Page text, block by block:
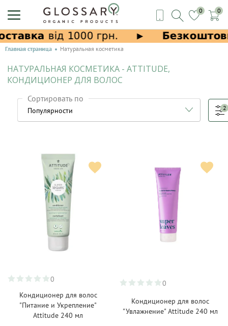
0 0
Главная страница Натуральная косметика
НАТУРАЛЬНАЯ КОСМЕТИКА - ATTITUDE,
КОНДИЦИОНЕР ДЛЯ ВОЛОС
Сортировать по
2
0
Кондиционер для волос
"Питание и Укрепление"
Attitude 240 мл
0
Кондиционер для волос
"Увлажнение" Attitude 240 мл